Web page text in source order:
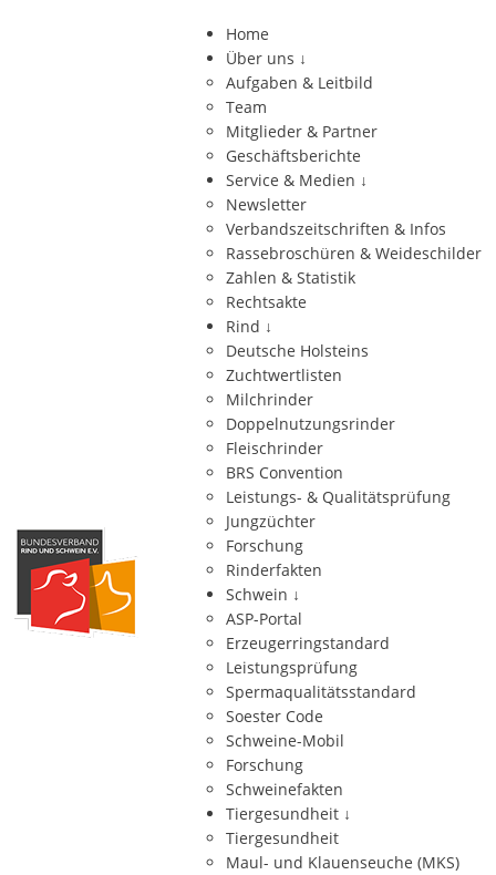
Home
Über uns ↓
Aufgaben & Leitbild
Team
Mitglieder & Partner
Geschäftsberichte
Service & Medien ↓
Newsletter
Verbandszeitschriften & Infos
Rassebroschüren & Weideschilder
Zahlen & Statistik
Rechtsakte
Rind ↓
Deutsche Holsteins
Zuchtwertlisten
Milchrinder
Doppelnutzungsrinder
Fleischrinder
BRS Convention
Leistungs- & Qualitätsprüfung
Jungzüchter
Forschung
Rinderfakten
Schwein ↓
ASP-Portal
Erzeugerringstandard
Leistungsprüfung
Spermaqualitätsstandard
Soester Code
Schweine-Mobil
Forschung
Schweinefakten
Tiergesundheit ↓
Tiergesundheit
Maul- und Klauenseuche (MKS)